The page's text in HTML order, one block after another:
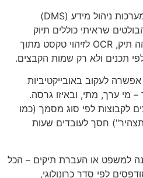
במהלך השנים שילבתי כמה מערכות ניהול מידע (DMS)
שראיתי כוללים תיוק
אוטומטי של מסמכים לפי מזהה תיק, OCR לזיהוי טקסט מתוך
תכנים ולא רק שמות הקבצים.
לעקוב באובייקטיביות
מי ערך, מתי, ובאיזו גרסה.
לקבוצות לפי סוג מסמך (כמו
חסך לעובדים שעות
למשפט או העברת תיקים – הכל
לפי סדר כרונולוגי,